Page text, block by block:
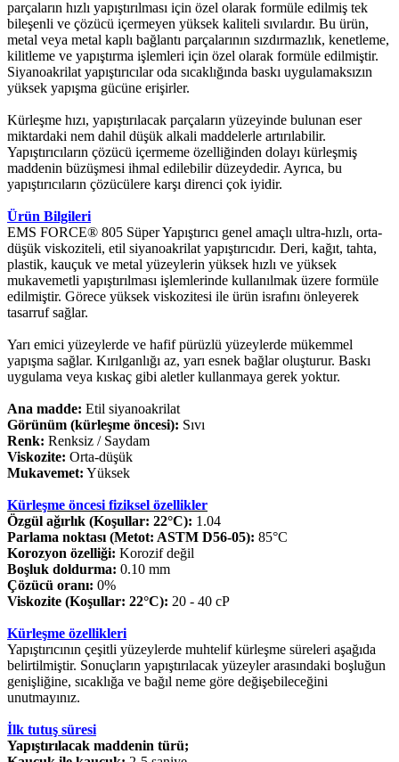
parçaların hızlı yapıştırılması için özel olarak formüle edilmiş tek
bileşenli ve çözücü içermeyen yüksek kaliteli sıvılardır. Bu ürün,
metal veya metal kaplı bağlantı parçalarının sızdırmazlık, kenetleme,
kilitleme ve yapıştırma işlemleri için özel olarak formüle edilmiştir.
Siyanoakrilat yapıştırıcılar oda sıcaklığında baskı uygulamaksızın
yüksek yapışma gücüne erişirler.
Kürleşme hızı, yapıştırılacak parçaların yüzeyinde bulunan eser
miktardaki nem dahil düşük alkali maddelerle artırılabilir.
Yapıştırıcıların çözücü içermeme özelliğinden dolayı kürleşmiş
maddenin büzüşmesi ihmal edilebilir düzeydedir. Ayrıca, bu
yapıştırıcıların çözücülere karşı direnci çok iyidir.
Ürün Bilgileri
EMS FORCE® 805 Süper Yapıştırıcı genel amaçlı ultra-hızlı, orta-
düşük viskoziteli, etil siyanoakrilat yapıştırıcıdır. Deri, kağıt, tahta,
plastik, kauçuk ve metal yüzeylerin yüksek hızlı ve yüksek
mukavemetli yapıştırılması işlemlerinde kullanılmak üzere formüle
edilmiştir. Görece yüksek viskozitesi ile ürün israfını önleyerek
tasarruf sağlar.
Yarı emici yüzeylerde ve hafif pürüzlü yüzeylerde mükemmel
yapışma sağlar. Kırılganlığı az, yarı esnek bağlar oluşturur. Baskı
uygulama veya kıskaç gibi aletler kullanmaya gerek yoktur.
Ana madde: Etil siyanoakrilat
Görünüm (kürleşme öncesi): Sıvı
Renk: Renksiz / Saydam
Viskozite: Orta-düşük
Mukavemet: Yüksek
Kürleşme öncesi fiziksel özellikler
Özgül ağırlık (Koşullar: 22°C): 1.04
Parlama noktası (Metot: ASTM D56-05): 85°C
Korozyon özelliği: Korozif değil
Boşluk doldurma: 0.10 mm
Çözücü oranı: 0%
Viskozite (Koşullar: 22°C): 20 - 40 cP
Kürleşme özellikleri
Yapıştırıcının çeşitli yüzeylerde muhtelif kürleşme süreleri aşağıda
belirtilmiştir. Sonuçların yapıştırılacak yüzeyler arasındaki boşluğun
genişliğine, sıcaklığa ve bağıl neme göre değişebileceğini
unutmayınız.
İlk tutuş süresi
Yapıştırılacak maddenin türü;